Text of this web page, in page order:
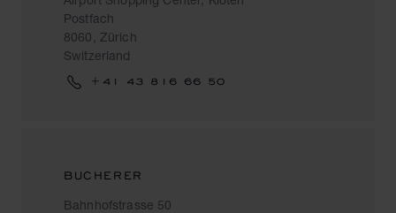
Postfach
8060, Zürich
Switzerland
+41 43 816 66 50
BUCHERER
Bahnhofstrasse 50